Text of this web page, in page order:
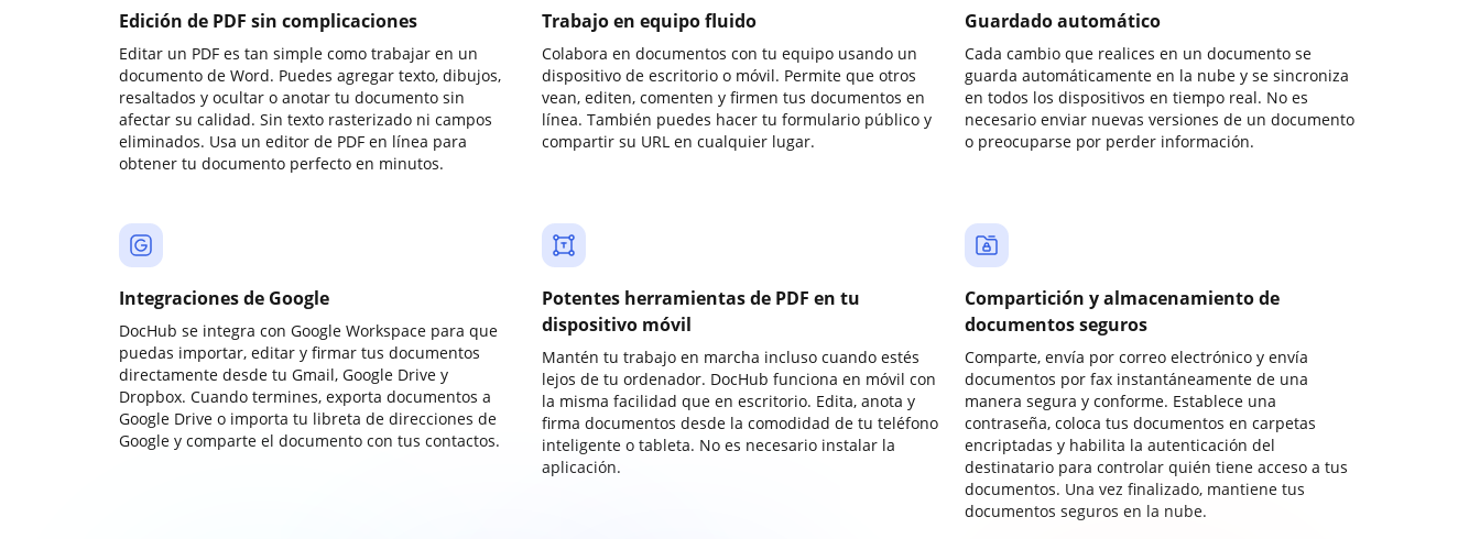
Edición de PDF sin complicaciones
Editar un PDF es tan simple como trabajar en un
documento de Word. Puedes agregar texto, dibujos,
resaltados y ocultar o anotar tu documento sin
afectar su calidad. Sin texto rasterizado ni campos
eliminados. Usa un editor de PDF en línea para
obtener tu documento perfecto en minutos.
Trabajo en equipo fluido
Colabora en documentos con tu equipo usando un
dispositivo de escritorio o móvil. Permite que otros
vean, editen, comenten y firmen tus documentos en
línea. También puedes hacer tu formulario público y
compartir su URL en cualquier lugar.
Guardado automático
Cada cambio que realices en un documento se
guarda automáticamente en la nube y se sincroniza
en todos los dispositivos en tiempo real. No es
necesario enviar nuevas versiones de un documento
o preocuparse por perder información.
Integraciones de Google
DocHub se integra con Google Workspace para que
puedas importar, editar y firmar tus documentos
directamente desde tu Gmail, Google Drive y
Dropbox. Cuando termines, exporta documentos a
Google Drive o importa tu libreta de direcciones de
Google y comparte el documento con tus contactos.
Potentes herramientas de PDF en tu
dispositivo móvil
Mantén tu trabajo en marcha incluso cuando estés
lejos de tu ordenador. DocHub funciona en móvil con
la misma facilidad que en escritorio. Edita, anota y
firma documentos desde la comodidad de tu teléfono
inteligente o tableta. No es necesario instalar la
aplicación.
Compartición y almacenamiento de
documentos seguros
Comparte, envía por correo electrónico y envía
documentos por fax instantáneamente de una
manera segura y conforme. Establece una
contraseña, coloca tus documentos en carpetas
encriptadas y habilita la autenticación del
destinatario para controlar quién tiene acceso a tus
documentos. Una vez finalizado, mantiene tus
documentos seguros en la nube.